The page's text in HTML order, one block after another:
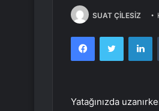
SUAT ÇİLESİZ
FacebookTwitter
Yatağınızda